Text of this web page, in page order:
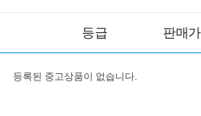
등급 판매가
등록된 중고상품이 없습니다.